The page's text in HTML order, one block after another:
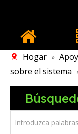
Hogar »
sobre el sistema